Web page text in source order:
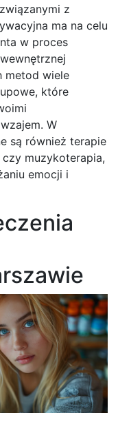
z
ma na celu
w proces
metod wiele
które
W
są również terapie
muzykoterapia,
emocji i